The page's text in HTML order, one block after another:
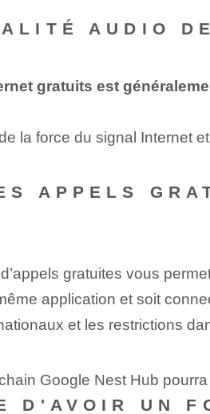
AUDIO
gratuits est
la force du signal Internet
APPELS
gratuites vous
application et soit
et les ⁤restrictions‍
Google Nest Hub
D'AVOIR UN